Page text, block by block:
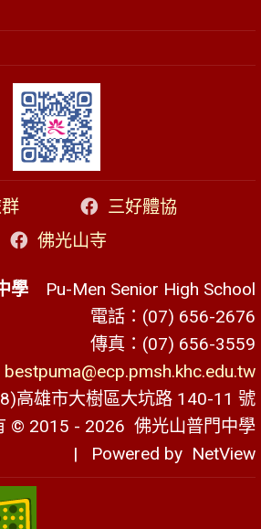
三好體協
佛光山寺
學 Pu-Men Senior High School
電話：(07) 656-2676
傳真：(07) 656-3559
bestpuma@ecp.pmsh.khc.edu.tw
高雄市大樹區大坑路 140-11 號
© 2015 - 2026 佛光山普門中學
| Powered by NetView